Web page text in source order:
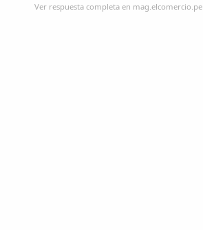
Ver respuesta completa en mag.elcomercio.pe